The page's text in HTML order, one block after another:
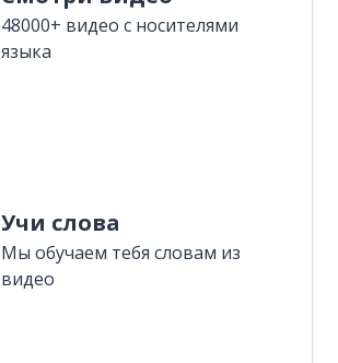
48000+ видео с носителями
языка
Учи слова
Мы обучаем тебя словам из
видео